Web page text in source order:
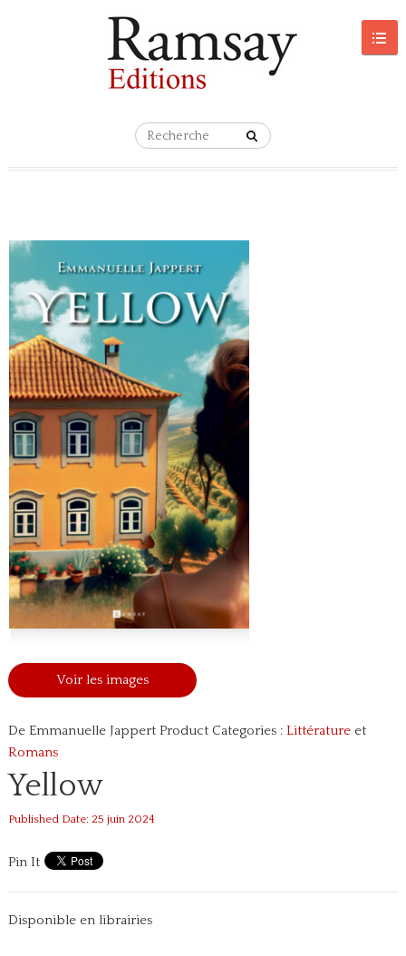
Voir les images
De Emmanuelle JappertProduct Categories : Littératureet
Romans
Yellow
Published Date: 25 juin 2024
Pin It
Disponible en librairies